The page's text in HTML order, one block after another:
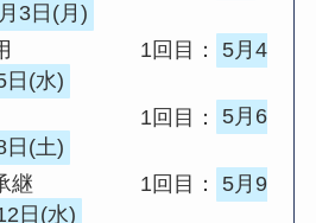
3日(月)
運用 1回目：
5月4
日(水)
1回目：
5月6
日(土)
承継 1回目：
5月9
日(水)